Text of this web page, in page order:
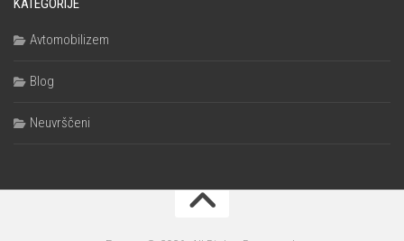
KATEGORIJE
Avtomobilizem
Blog
Neuvrščeni